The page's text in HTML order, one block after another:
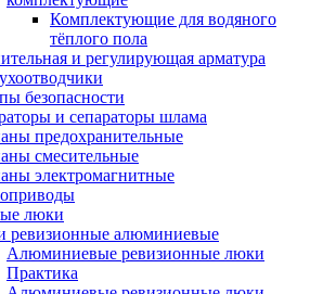
Комплектующие для водяного
тёплого пола
и регулирующая арматура
безопасности
и сепараторы шлама
предохранительные
смесительные
электромагнитные
люки
ревизионные алюминиевые
Алюминиевые ревизионные люки
Практика